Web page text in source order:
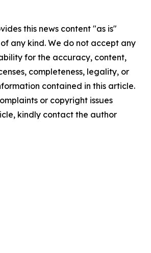
this news content "as is"
any kind. We do not accept any
for the accuracy, content,
completeness, legality, or
contained in this article.
or copyright issues
kindly contact the author